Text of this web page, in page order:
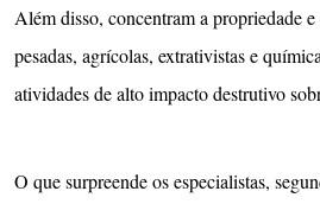
Além disso, concentram a propriedade
pesadas, agrícolas, extrativistas e
atividades de alto impacto destrutivo
O que surpreende os especialistas,